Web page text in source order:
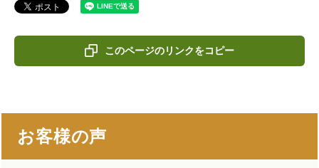
このページのリンクをコピー
お客様の声